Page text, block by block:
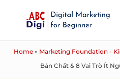
Home » Marketing Foundation -
Bản Chất & 8 Vai Trò Ít